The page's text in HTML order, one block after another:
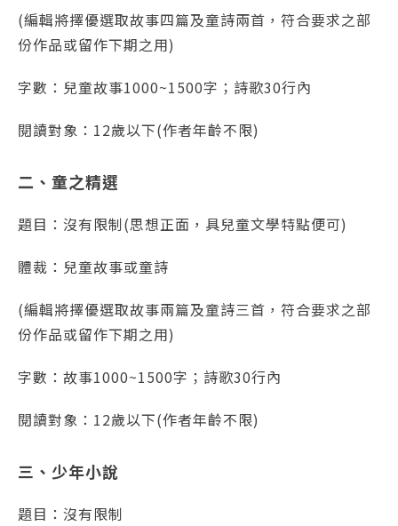
(編輯將擇優選取故事四篇及童詩兩首，符合要求之部
份作品或留作下期之用)
字數：兒童故事1000~1500字；詩歌30行內
閱讀對象：12歲以下(作者年齡不限)
二、童之精選
題目：沒有限制(思想正面，具兒童文學特點便可)
體裁：兒童故事或童詩
(編輯將擇優選取故事兩篇及童詩三首，符合要求之部
份作品或留作下期之用)
字數：故事1000~1500字；詩歌30行內
閱讀對象：12歲以下(作者年齡不限)
三、少年小說
題目：沒有限制